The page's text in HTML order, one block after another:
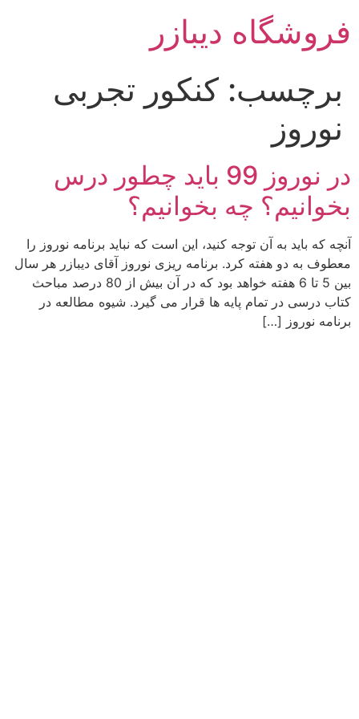
محتوا
فروشگاه دیبازر
برچسب: کنکور تجربی
نوروز
در نوروز 99 باید چطور درس
بخوانیم؟ چه بخوانیم؟
آنچه که باید به آن توجه کنید، این است که نباید برنامه نوروز را
معطوف به دو هفته کرد. برنامه ریزی نوروز آقای دیبازر هر سال
بین 5 تا 6 هفته خواهد بود که در آن بیش از 80 درصد مباحث
کتاب درسی در تمام پایه ها قرار می گیرد. شیوه مطالعه در
برنامه نوروز […]